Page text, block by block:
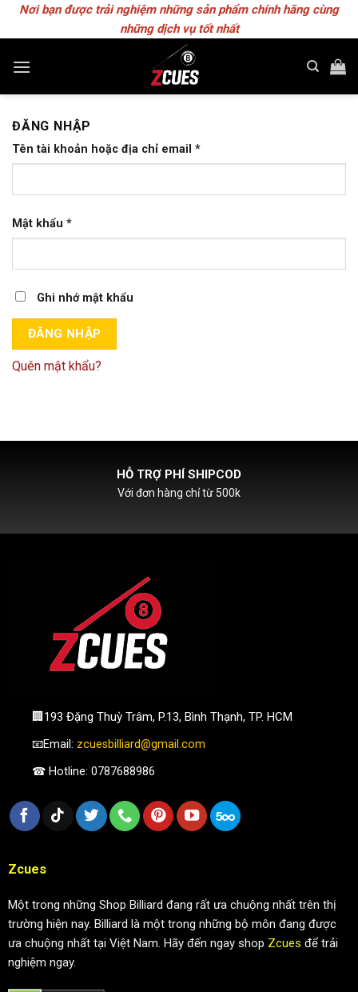
SkipNơi bạn được trải nghiệm những sản phẩm chính hãng cùng
những dịch vụ tốt nhất
ĐĂNG NHẬP
Tên tài khoản hoặc địa chỉ email *
Mật khẩu *
Ghi nhớ mật khẩu
ĐĂNG NHẬP
Quên mật khẩu?
HỖ TRỢ PHÍ SHIPCOD
Với đơn hàng chỉ từ 500k
🏢193 Đặng Thuỳ Trâm, P.13, Bình Thạnh, TP. HCM
📧Email: zcuesbilliard@gmail.com
☎ Hotline: 0787688986
Zcues
Một trong những Shop Billiard đang rất ưa chuộng nhất trên thị
trường hiện nay. Billiard là một trong những bộ môn đang được
ưa chuộng nhất tại Việt Nam. Hãy đến ngay shop Zcues để trải
nghiệm ngay.